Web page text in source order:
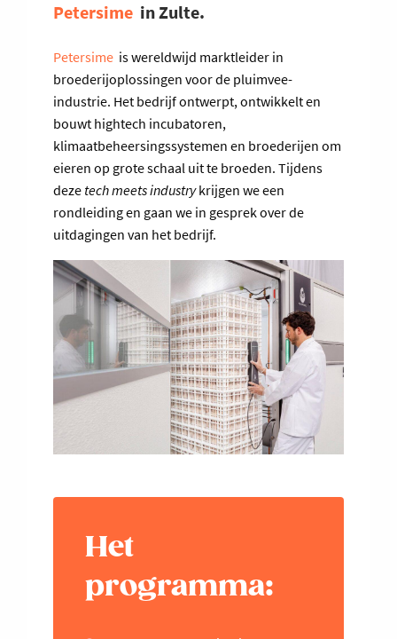
Petersime in Zulte.
Petersime is wereldwijd marktleider in
broederijoplossingen voor de pluimvee-
industrie. Het bedrijf ontwerpt, ontwikkelt en
bouwt hightech incubatoren,
klimaatbeheersingssystemen en broederijen om
eieren op grote schaal uit te broeden. Tijdens
deze tech meets industrykrijgen we een
rondleiding en gaan we in gesprek over de
uitdagingen van het bedrijf.
Het
programma: